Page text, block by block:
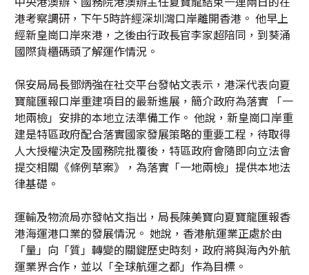
港考察調研，下午5時許經深圳灣口岸離開香港。 他早上
經新皇崗口岸來港，之後由行政長官李家超陪同，到葵涌
國際貨櫃碼頭了解運作情況。
保安局局長鄧炳強在社交平台發帖文表示，港深代表向夏
寶龍匯報口岸重建項目的最新進展，簡介政府為落實 「一
地兩檢」安排的本地立法準備工作。 他說，新皇崗口岸重
建是特區政府配合落實國家發展策略的重要工程，待取得
人大授權決定及國務院批覆後，特區政府會隨即向立法會
提交相關《條例草案》，為落實「一地兩檢」提供本地法
律基礎。
運輸及物流局亦發帖文指出，局長陳美寶向夏寶龍匯報香
港海運港口業的發展情況。 她說，香港航運業正處於由
「量」向「質」轉變的關鍵歷史時刻，政府將與海內外航
運業界合作，並以「全球航運之都」作為目標。